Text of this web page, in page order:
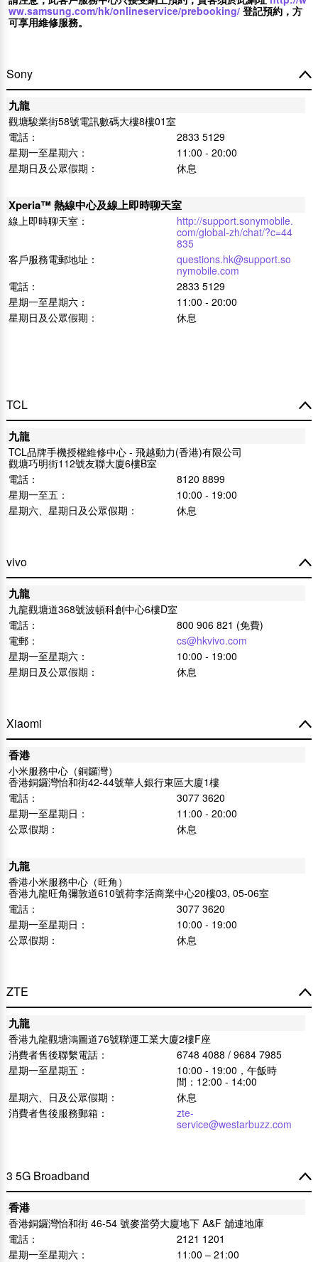
ww.samsung.com/hk/onlineservice/prebooking/ 登記預約，方
可享用維修服務。
Sony
九龍
觀塘駿業街58號電訊數碼大樓8樓01室
電話：
2833 5129
星期一至星期六：
11:00 - 20:00
星期日及公眾假期：
休息
Xperia™ 熱線中心及線上即時聊天室
線上即時聊天室：
http://support.sonymobile.
com/global-zh/chat/?c=44
835
客戶服務電郵地址：
questions.hk@support.so
nymobile.com
電話：
2833 5129
星期一至星期六：
11:00 - 20:00
星期日及公眾假期：
休息
TCL
九龍
TCL品牌手機授權維修中心 - 飛越動力(香港)有限公司
觀塘巧明街112號友聯大廈6樓B室
電話：
8120 8899
星期一至五：
10:00 - 19:00
星期六、星期日及公眾假期：
休息
vivo
九龍
九龍觀塘道368號波頓科創中心6樓D室
電話：
800 906 821 (免費)
電郵：
cs@hkvivo.com
星期一至星期六：
10:00 - 19:00
星期日及公眾假期：
休息
Xiaomi
香港
小米服務中心（銅鑼灣）
香港銅鑼灣怡和街42-44號華人銀行東區大廈1樓
電話：
3077 3620
星期一至星期日：
11:00 - 20:00
公眾假期：
休息
九龍
香港小米服務中心（旺角）
香港九龍旺角彌敦道610號荷李活商業中心20樓03, 05-06室
電話：
3077 3620
星期一至星期日：
10:00 - 19:00
公眾假期：
休息
ZTE
九龍
香港九龍觀塘鴻圖道76號聯運工業大廈2樓F座
消費者售後聯繫電話：
6748 4088 / 9684 7985
星期一至星期五：
10:00 - 19:00，午飯時
間：12:00 - 14:00
星期六、日及公眾假期：
休息
消費者售後服務郵箱：
zte-
service@westarbuzz.com
3 5G Broadband
香港
香港銅鑼灣怡和街 46-54 號麥當勞大廈地下 A&F 舖連地庫
電話：
2121 1201
星期一至星期六：
11:00 – 21:00